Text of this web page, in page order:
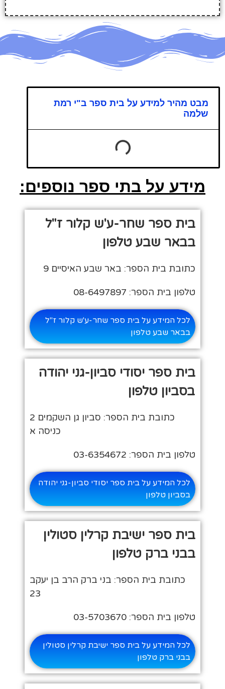
מבט מהיר למידע על בית ספר ב"י רמת
שלמה
מידע על בתי ספר נוספים:
בית ספר שחר-ע'ש קלור ז"ל
בבאר שבע טלפון
כתובת בית הספר: באר שבע האיסיים 9
טלפון בית הספר: 08-6497897
לכל המידע על בית ספר שחר-ע'ש קלור ז"ל
בבאר שבע טלפון
בית ספר יסודי סביון-גני יהודה
בסביון טלפון
כתובת בית הספר: סביון גן השקמים 2
כניסה א
טלפון בית הספר: 03-6354672
לכל המידע על בית ספר יסודי סביון-גני יהודה
בסביון טלפון
בית ספר ישיבת קרלין סטולין
בבני ברק טלפון
כתובת בית הספר: בני ברק הרב בן יעקב
23
טלפון בית הספר: 03-5703670
לכל המידע על בית ספר ישיבת קרלין סטולין
בבני ברק טלפון